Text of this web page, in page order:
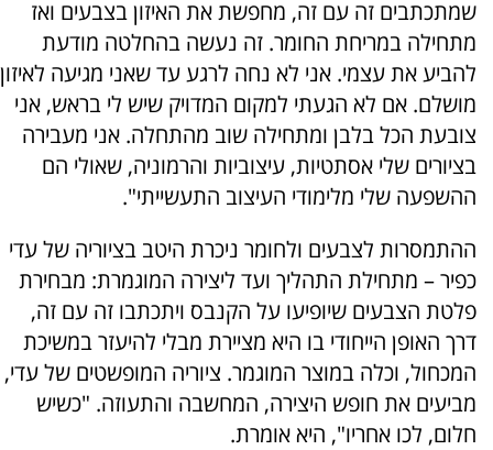
שמתכתבים זה עם זה, מחפשת את האיזון בצבעים ואז
מתחילה במריחת החומר. זה נעשה בהחלטה מודעת
להביע את עצמי. אני לא נחה לרגע עד שאני מגיעה לאיזון
מושלם. אם לא הגעתי למקום המדויק שיש לי בראש, אני
צובעת הכל בלבן ומתחילה שוב מהתחלה. אני מעבירה
בציורים שלי אסתטיות, עיצוביות והרמוניה, שאולי הם
ההשפעה שלי מלימודי העיצוב התעשייתי".
ההתמסרות לצבעים ולחומר ניכרת היטב בציוריה של עדי
כפיר – מתחילת התהליך ועד ליצירה המוגמרת: מבחירת
פלטת הצבעים שיופיעו על הקנבס ויתכתבו זה עם זה,
דרך האופן הייחודי בו היא מציירת מבלי להיעזר במשיכת
המכחול, וכלה במוצר המוגמר. ציוריה המופשטים של עדי,
מביעים את חופש היצירה, המחשבה והתעוזה. "כשיש
חלום, לכו אחריו", היא אומרת.